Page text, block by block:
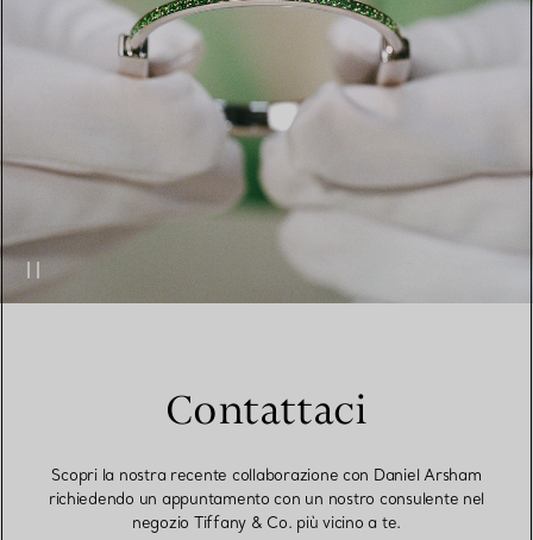
Contattaci
Scopri la nostra recente collaborazione con Daniel Arsham
richiedendo un appuntamento con un nostro consulente nel
negozio Tiffany & Co. più vicino a te.